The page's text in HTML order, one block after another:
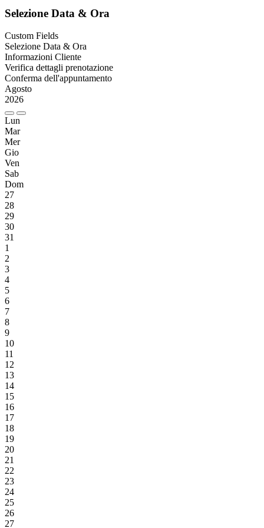
Selezione Data & Ora
Custom Fields
Selezione Data & Ora
Informazioni Cliente
Verifica dettagli prenotazione
Conferma dell'appuntamento
Agosto
2026
Lun
Mar
Mer
Gio
Ven
Sab
Dom
27
28
29
30
31
1
2
3
4
5
6
7
8
9
10
11
12
13
14
15
16
17
18
19
20
21
22
23
24
25
26
27